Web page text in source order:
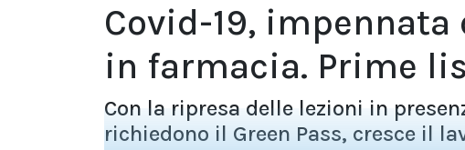
Covid-19,
in farmacia. Prime
Con la ripresa delle lezioni in
richiedono il Green Pass, cresce il